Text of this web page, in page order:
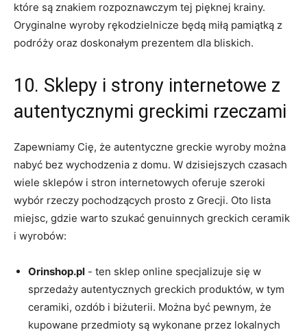
które⁣ są znakiem ⁢rozpoznawczym tej pięknej krainy.
Oryginalne‌ wyroby‍ rękodzielnicze będą ⁤miłą pamiątką‌ z
podróży oraz doskonałym prezentem dla bliskich.
10. Sklepy i strony internetowe z
autentycznymi greckimi rzeczami
Zapewniamy Cię, że autentyczne greckie​ wyroby można
nabyć bez wychodzenia z⁣ domu. W dzisiejszych czasach
wiele sklepów i stron internetowych⁢ oferuje ⁢szeroki
wybór​ rzeczy pochodzących‍ prosto z ‌Grecji. Oto lista
miejsc, gdzie warto szukać genuinnych greckich ​ceramik ​
i wyrobów:
Orinshop.pl -​ ten sklep online ​specjalizuje​ się w
⁣sprzedaży ‍autentycznych greckich produktów, w tym ​
ceramiki, ozdób ⁢i ‍biżuterii. ​Można być pewnym, że
kupowane przedmioty są wykonane przez lokalnych